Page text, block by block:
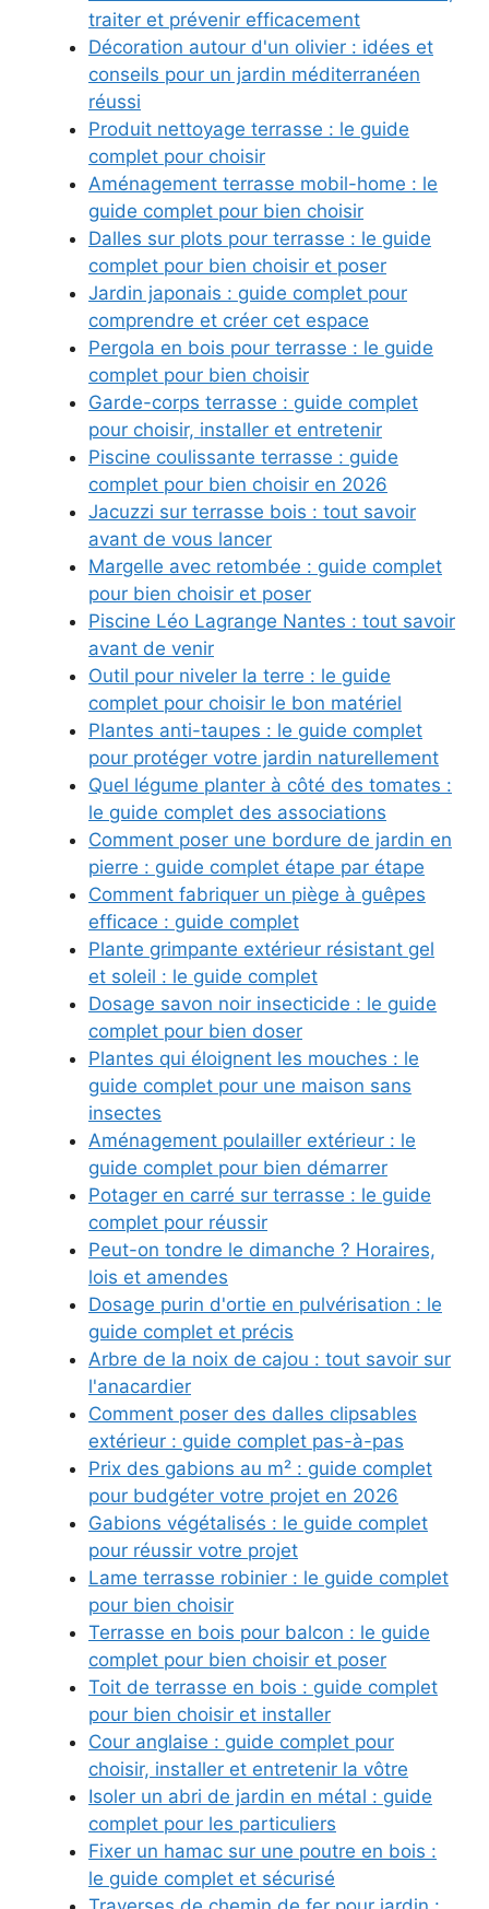
traiter et prévenir efficacement
Décoration autour d'un olivier : idées et
conseils pour un jardin méditerranéen
réussi
Produit nettoyage terrasse : le guide
complet pour choisir
Aménagement terrasse mobil-home : le
guide complet pour bien choisir
Dalles sur plots pour terrasse : le guide
complet pour bien choisir et poser
Jardin japonais : guide complet pour
comprendre et créer cet espace
Pergola en bois pour terrasse : le guide
complet pour bien choisir
Garde-corps terrasse : guide complet
pour choisir, installer et entretenir
Piscine coulissante terrasse : guide
complet pour bien choisir en 2026
Jacuzzi sur terrasse bois : tout savoir
avant de vous lancer
Margelle avec retombée : guide complet
pour bien choisir et poser
Piscine Léo Lagrange Nantes : tout savoir
avant de venir
Outil pour niveler la terre : le guide
complet pour choisir le bon matériel
Plantes anti-taupes : le guide complet
pour protéger votre jardin naturellement
Quel légume planter à côté des tomates :
le guide complet des associations
Comment poser une bordure de jardin en
pierre : guide complet étape par étape
Comment fabriquer un piège à guêpes
efficace : guide complet
Plante grimpante extérieur résistant gel
et soleil : le guide complet
Dosage savon noir insecticide : le guide
complet pour bien doser
Plantes qui éloignent les mouches : le
guide complet pour une maison sans
insectes
Aménagement poulailler extérieur : le
guide complet pour bien démarrer
Potager en carré sur terrasse : le guide
complet pour réussir
Peut-on tondre le dimanche ? Horaires,
lois et amendes
Dosage purin d'ortie en pulvérisation : le
guide complet et précis
Arbre de la noix de cajou : tout savoir sur
l'anacardier
Comment poser des dalles clipsables
extérieur : guide complet pas-à-pas
Prix des gabions au m² : guide complet
pour budgéter votre projet en 2026
Gabions végétalisés : le guide complet
pour réussir votre projet
Lame terrasse robinier : le guide complet
pour bien choisir
Terrasse en bois pour balcon : le guide
complet pour bien choisir et poser
Toit de terrasse en bois : guide complet
pour bien choisir et installer
Cour anglaise : guide complet pour
choisir, installer et entretenir la vôtre
Isoler un abri de jardin en métal : guide
complet pour les particuliers
Fixer un hamac sur une poutre en bois :
le guide complet et sécurisé